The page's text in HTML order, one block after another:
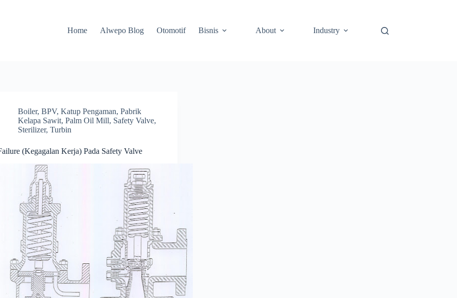
Home
Alwepo Blog Otomotif Bisnis About Industry
Boiler,BPV,Katup Pengaman,Pabrik
Kelapa Sawit,Palm Oil Mill, Safety Valve,
Sterilizer,Turbin
(Kegagalan Kerja) Pada Safety Valve